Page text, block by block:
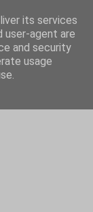
its services
user-agent are
and security
usage